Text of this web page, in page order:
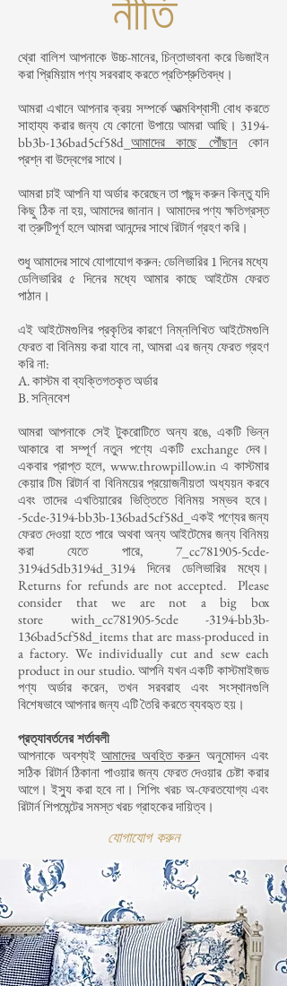
নীতি
থ্রো বালিশ আপনাকে উচ্চ-মানের, চিন্তাভাবনা করে ডিজাইন
করা প্রিমিয়াম পণ্য সরবরাহ করতে প্রতিশ্রুতিবদ্ধ।
আমরা এখানে আপনার ক্রয় সম্পর্কে আত্মবিশ্বাসী বোধ করতে
সাহায্য করার জন্য যে কোনো উপায়ে আমরা আছি। 3194-
bb3b-136bad5cf58d_ আমাদের কাছে পৌঁছানকোন
প্রশ্ন বা উদ্বেগের সাথে।
আমরা চাই আপনি যা অর্ডার করেছেন তা পছন্দ করুন কিন্তু যদি
কিছু ঠিক না হয়, আমাদের জানান। আমাদের পণ্য ক্ষতিগ্রস্ত
বা ত্রুটিপূর্ণ হলে আমরা আনন্দের সাথে রিটার্ন গ্রহণ করি।
শুধু আমাদের সাথে যোগাযোগ করুন: ডেলিভারির 1 দিনের মধ্যে
ডেলিভারির ৫ দিনের মধ্যে আমার কাছে আইটেম ফেরত
পাঠান।
এই আইটেমগুলির প্রকৃতির কারণে নিম্নলিখিত আইটেমগুলি
ফেরত বা বিনিময় করা যাবে না, আমরা এর জন্য ফেরত গ্রহণ
করি না:
A. কাস্টম বা ব্যক্তিগতকৃত অর্ডার
B. সন্নিবেশ
আমরা আপনাকে সেই টুকরোটিতে অন্য রঙে, একটি ভিন্ন
আকারে বা সম্পূর্ণ নতুন পণ্যে একটি exchange দেব।
একবার প্রাপ্ত হলে, www.throwpillow.inএ কাস্টমার
কেয়ার টিম রিটার্ন বা বিনিময়ের প্রয়োজনীয়তা অধ্যয়ন করবে
এবং তাদের এখতিয়ারের ভিত্তিতে বিনিময় সম্ভব হবে।
-5cde-3194-bb3b-136bad5cf58d_একই পণ্যের জন্য
ফেরত দেওয়া হতে পারে অথবা অন্য আইটেমের জন্য বিনিময়
করা যেতে পারে, 7_cc781905-5cde-
3194d5db3194d_3194 দিনের ডেলিভারির মধ্যে।
Returns for refunds are not accepted. Please
consider that we are not a big box
store with_cc781905-5cde -3194-bb3b-
136bad5cf58d_items that are mass-produced in
a factory. We individually cut and sew each
product in our studio. আপনি যখন একটি কাস্টমাইজড
পণ্য অর্ডার করেন, তখন সরবরাহ এবং সংস্থানগুলি
বিশেষভাবে আপনার জন্য এটি তৈরি করতে ব্যবহৃত হয়।
প্রত্যাবর্তনের শর্তাবলী
আপনাকে অবশ্যই আমাদের অবহিত করুন অনুমোদন এবং
সঠিক রিটার্ন ঠিকানা পাওয়ার জন্য ফেরত দেওয়ার চেষ্টা করার
আগে। ইস্যু করা হবে না। শিপিং খরচ অ-ফেরতযোগ্য এবং
রিটার্ন শিপমেন্টের সমস্ত খরচ গ্রাহকের দায়িত্ব।
যোগাযোগ করুন